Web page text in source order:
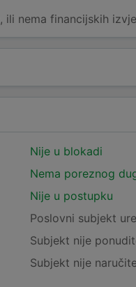
nema financijskih
Nije u blokadi
Nema poreznog
Nije u postupku
Poslovni subjekt
Subjekt nije
Subjekt nije